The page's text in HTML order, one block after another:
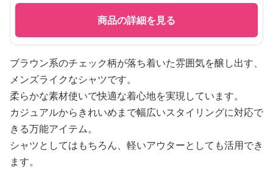
商品の詳細を見る
ブラウン系のチェック柄が落ち着いた雰囲気を醸し出す、
メンズライクなシャツです。
柔らかな素材使いで快適な着心地を実現しています。
カジュアルからきれいめまで幅広いスタイリングに対応で
きる万能アイテム。
シャツとしてはもちろん、軽いアウターとしても活用でき
ます。